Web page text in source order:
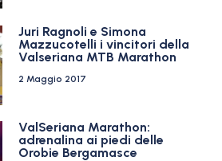
Juri Ragnoli e Simona
Mazzucotelli i vincitori della
Valseriana MTB Marathon
2 Maggio 2017
ValSeriana Marathon:
adrenalina ai piedi delle
Orobie Bergamasce